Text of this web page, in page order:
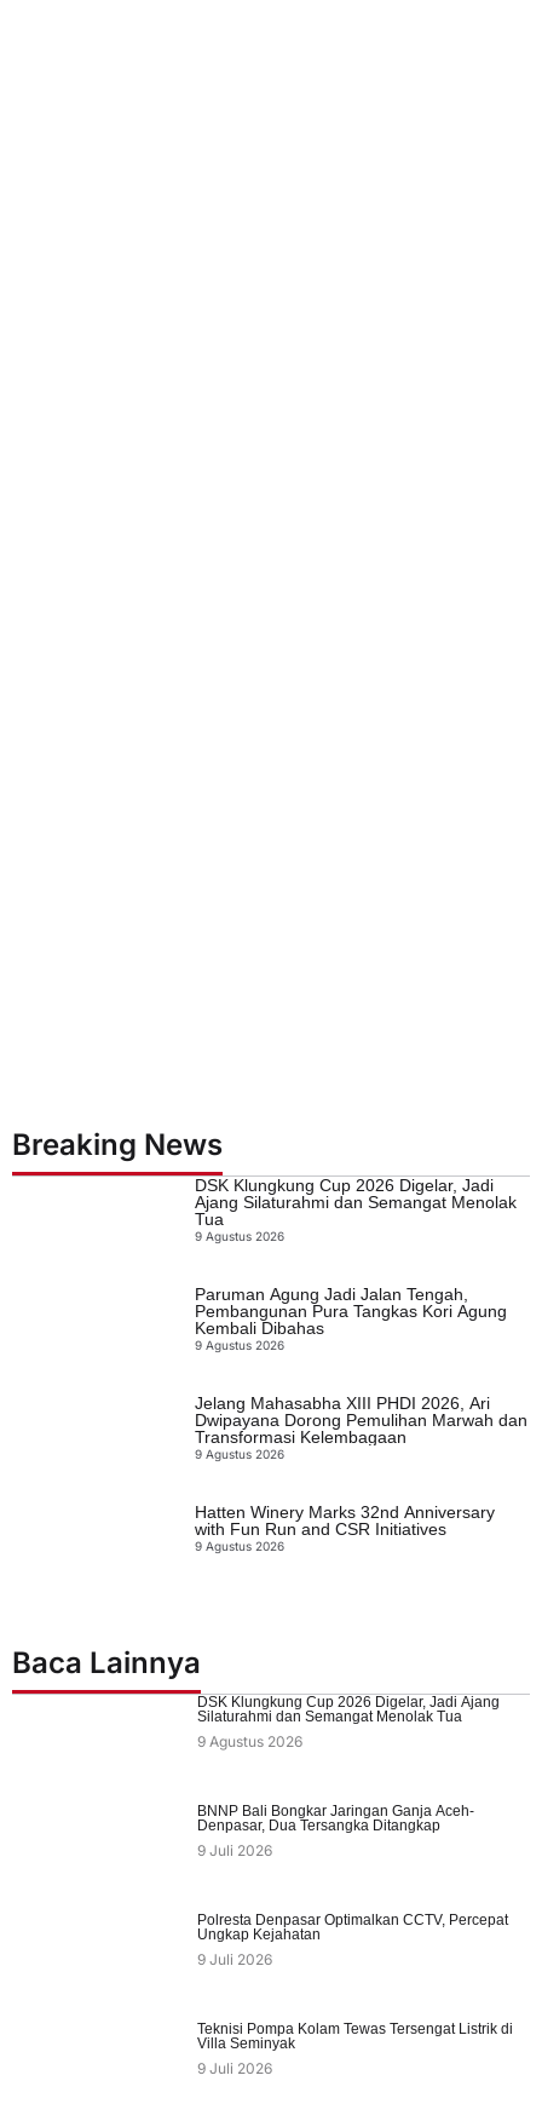
Breaking News
DSK Klungkung Cup 2026 Digelar, Jadi
Ajang Silaturahmi dan Semangat Menolak
Tua
9 Agustus 2026
Paruman Agung Jadi Jalan Tengah,
Pembangunan Pura Tangkas Kori Agung
Kembali Dibahas
9 Agustus 2026
Jelang Mahasabha XIII PHDI 2026, Ari
Dwipayana Dorong Pemulihan Marwah dan
Transformasi Kelembagaan
9 Agustus 2026
Hatten Winery Marks 32nd Anniversary
with Fun Run and CSR Initiatives
9 Agustus 2026
Baca Lainnya
DSK Klungkung Cup 2026 Digelar, Jadi Ajang
Silaturahmi dan Semangat Menolak Tua
9 Agustus 2026
BNNP Bali Bongkar Jaringan Ganja Aceh-
Denpasar, Dua Tersangka Ditangkap
9 Juli 2026
Polresta Denpasar Optimalkan CCTV, Percepat
Ungkap Kejahatan
9 Juli 2026
Teknisi Pompa Kolam Tewas Tersengat Listrik di
Villa Seminyak
9 Juli 2026